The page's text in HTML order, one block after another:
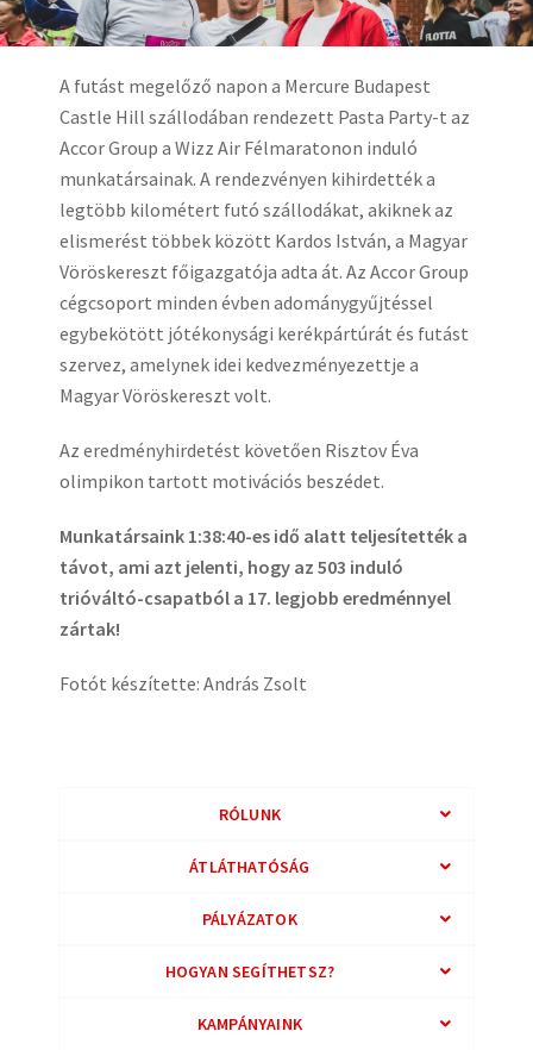
A futást megelőző napon a Mercure Budapest
Castle Hill szállodában rendezett Pasta Party-t az
Accor Group a Wizz Air Félmaratonon induló
munkatársainak. A rendezvényen kihirdették a
legtöbb kilométert futó szállodákat, akiknek az
elismerést többek között Kardos István, a Magyar
Vöröskereszt főigazgatója adta át. Az Accor Group
cégcsoport minden évben adománygyűjtéssel
egybekötött jótékonysági kerékpártúrát és futást
szervez, amelynek idei kedvezményezettje a
Magyar Vöröskereszt volt.
Az eredményhirdetést követően Risztov Éva
olimpikon tartott motivációs beszédet.
Munkatársaink 1:38:40-es idő alatt teljesítették a
távot, ami azt jelenti, hogy az 503 induló
trióváltó-csapatból a 17. legjobb eredménnyel
zártak!
Fotót készítette: András Zsolt
RÓLUNK
ÁTLÁTHATÓSÁG
PÁLYÁZATOK
HOGYAN SEGÍTHETSZ?
KAMPÁNYAINK